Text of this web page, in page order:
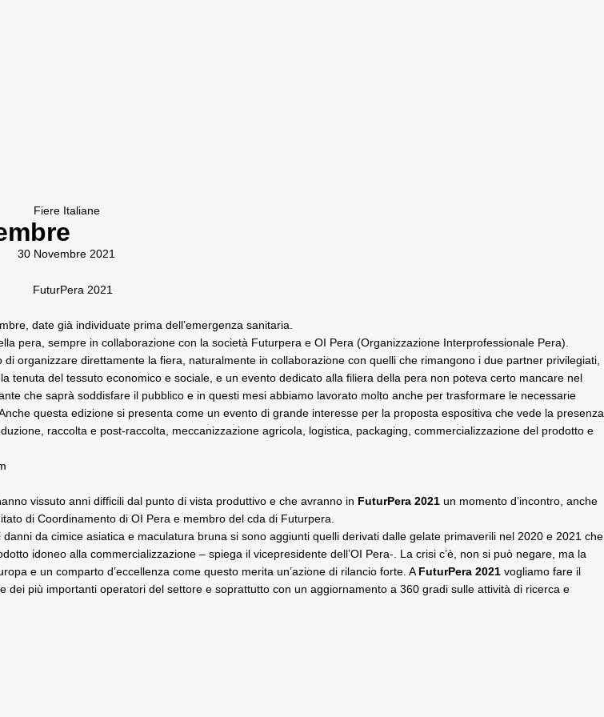
Fiere Italiane
30 Novembre 2021
date già individuate prima dell’emergenza sanitaria.
pera, sempre in collaborazione con la società Futurpera e OI Pera (Organizzazione Interprofessionale Pera).
organizzare direttamente la fiera, naturalmente in collaborazione con quelli che rimangono i due partner privilegiati,
tenuta del tessuto economico e sociale, e un evento dedicato alla filiera della pera non poteva certo mancare nel
che saprà soddisfare il pubblico e in questi mesi abbiamo lavorato molto anche per trasformare le necessarie
questa edizione si presenta come un evento di grande interesse per la proposta espositiva che vede la presenza
raccolta e post-raccolta, meccanizzazione agricola, logistica, packaging, commercializzazione del prodotto e
vissuto anni difficili dal punto di vista produttivo e che avranno in FuturPera 2021 un momento d’incontro, anche
di Coordinamento di OI Pera e membro del cda di Futurpera.
da cimice asiatica e maculatura bruna si sono aggiunti quelli derivati dalle gelate primaverili nel 2020 e 2021 che
idoneo alla commercializzazione – spiega il vicepresidente dell’OI Pera-. La crisi c’è, non si può negare, ma la
e un comparto d’eccellenza come questo merita un’azione di rilancio forte. AFuturPera 2021 vogliamo fare il
più importanti operatori del settore e soprattutto con un aggiornamento a 360 gradi sulle attività di ricerca e